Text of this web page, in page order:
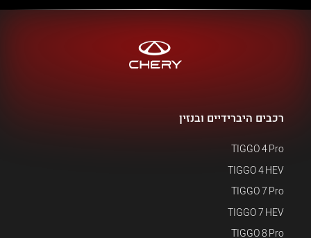
רכבים היברידיים ובנזין
TIGGO 4 Pro
TIGGO 4 HEV
TIGGO 7 Pro
TIGGO 7 HEV
TIGGO 8 Pro